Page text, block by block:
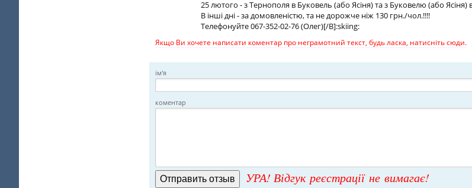
25 лютого - з Тернополя в Буковель (або Ясіня) та з Буковелю (або Ясіня)
В інші дні - за домовленістю, та не дорожче ніж 130 грн./чол.!!!!
Телефонуйте 067-352-02-76 (Олег)[/B]:skiing:
Якщо Ви хочете написати коментар про неграмотний текст, будь ласка, натисніть сюди.
ім'я
коментар
УРА! Відгук реєстрації не вимагає!